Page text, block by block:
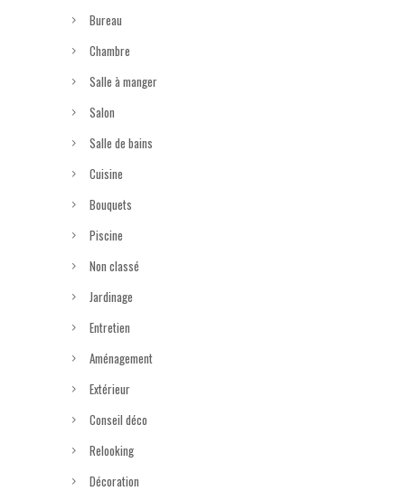
Bureau
Chambre
Salle à manger
Salon
Salle de bains
Cuisine
Bouquets
Piscine
Non classé
Jardinage
Entretien
Aménagement
Extérieur
Conseil déco
Relooking
Décoration